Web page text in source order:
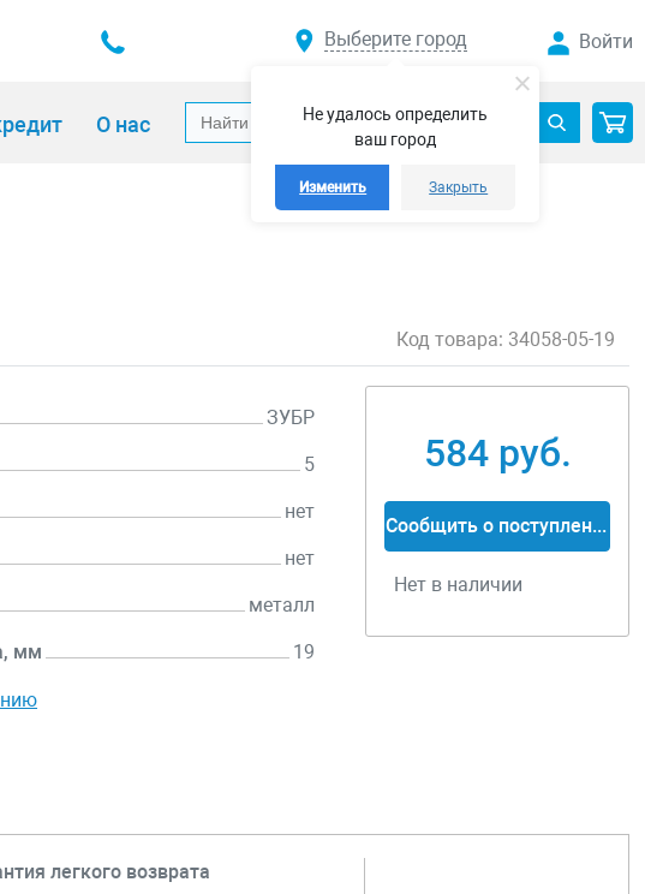
Не удалось определить
ваш город
Изменить Закрыть
Выберите город Войти
О нас
Код товара: 34058-05-19
ЗУБР
5
нет
нет
металл
мм 19
584 руб.
Сообщить о поступлении
Нет в наличии
легкого возврата